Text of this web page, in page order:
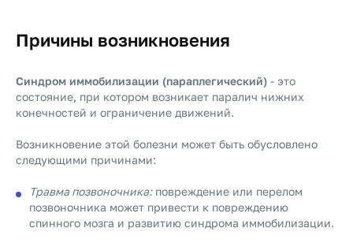
Причины возникновения
Синдром иммобилизации (параплегический) - это
состояние, при котором возникает паралич нижних
конечностей и ограничение движений.
Возникновение этой болезни может быть обусловлено
следующими причинами:
Травма позвоночника:повреждение или перелом
позвоночника может привести к повреждению
спинного мозга и развитию синдрома иммобилизации.